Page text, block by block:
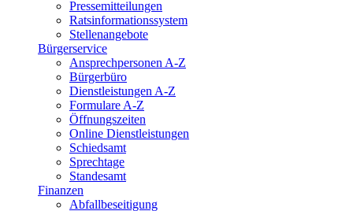
Pressemitteilungen
Ratsinformationssystem
Stellenangebote
Bürgerservice
Ansprechpersonen A-Z
Bürgerbüro
Dienstleistungen A-Z
Formulare A-Z
Öffnungszeiten
Online Dienstleistungen
Schiedsamt
Sprechtage
Standesamt
Finanzen
Abfallbeseitigung